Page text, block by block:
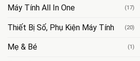
Máy Tính All In One (17)
Thiết Bị Số, Phụ Kiện Máy Tính (20)
Mẹ & Bé (1)